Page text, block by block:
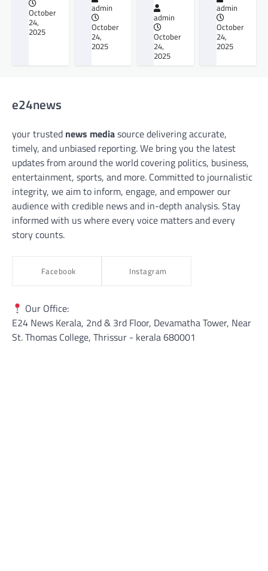
October
24,
2025
admin
October
24,
2025
admin
October
24,
2025
admin
October
24,
2025
e24news
your trusted news mediasource delivering accurate,
timely, and unbiased reporting. We bring you the latest
updates from around the world covering politics, business,
entertainment, sports, and more. Committed to journalistic
integrity, we aim to inform, engage, and empower our
audience with credible news and in-depth analysis. Stay
informed with us where every voice matters and every
story counts.
Facebook Instagram
Our Office:
E24 News Kerala, 2nd & 3rd Floor, Devamatha Tower, Near
St. Thomas College, Thrissur​ - kerala 680001